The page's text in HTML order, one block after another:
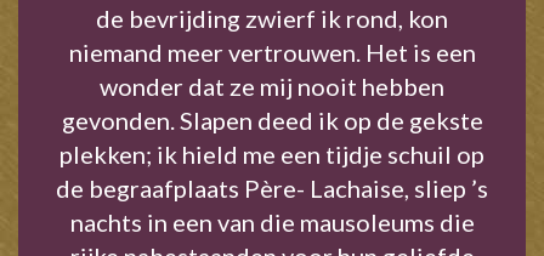
de bevrijding zwierf ik rond, kon
niemand meer vertrouwen. Het is een
wonder dat ze mij nooit hebben
gevonden. Slapen deed ik op de gekste
plekken; ik hield me een tijdje schuil op
de begraafplaats Père- Lachaise, sliep ’s
nachts in een van die mausoleums die